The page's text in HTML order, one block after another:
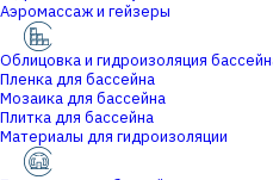
Аэромассаж и гейзеры
Облицовка и гидроизоляция
Пленка для бассейна
Мозаика для бассейна
Плитка для бассейна
Материалы для гидроизоляции